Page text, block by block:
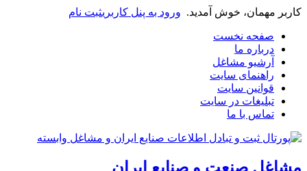
کاربر مهمان، خوش آمدید. ورود به پنل کاربریثبت نام
صفحه نخست
درباره ما
آرشیو مشاغل
راهنمای سایت
قوانین سایت
تبلیغات در سایت
تماس با ما